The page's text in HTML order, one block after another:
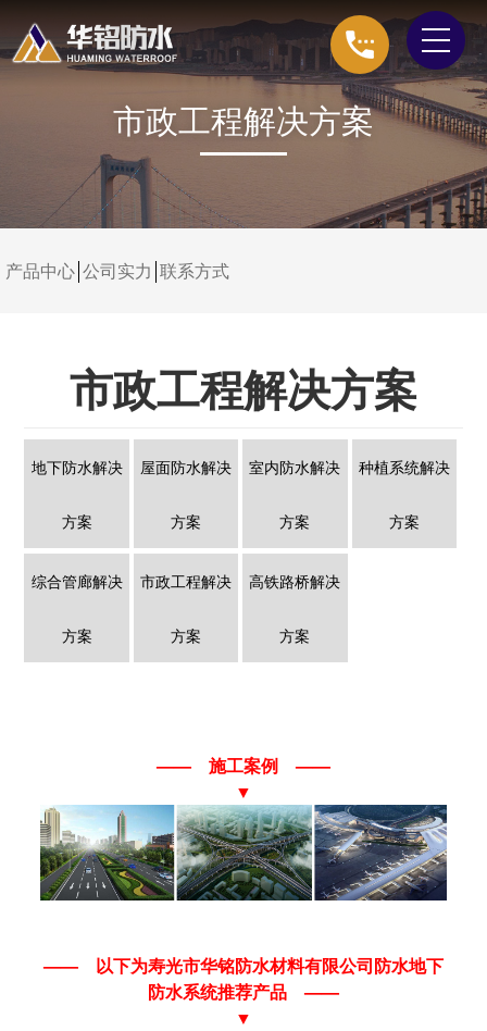
市政工程解决方案
产品中心 公司实力 联系方式
市政工程解决方案
地下防水解决
方案
屋面防水解决
方案
室内防水解决
方案
种植系统解决
方案
综合管廊解决
方案
市政工程解决
方案
高铁路桥解决
方案
—— 施工案例 ——
▼
—— 以下为寿光市华铭防水材料有限公司防水地下
防水系统推荐产品 ——
▼